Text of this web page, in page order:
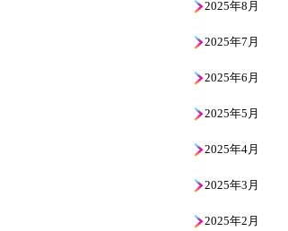
2025年8月
2025年7月
2025年6月
2025年5月
2025年4月
2025年3月
2025年2月